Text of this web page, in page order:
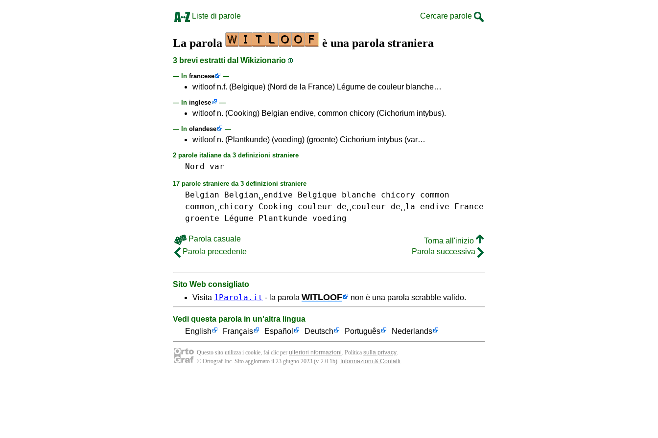
Liste di parole Cercare parole
La parola è una parola straniera
3 brevi estratti dal Wikizionario
— In francese —
witloof n.f. (Belgique) (Nord de la France) Légume de couleur blanche…
— In inglese —
witloof n. (Cooking) Belgian endive, common chicory (Cichorium intybus).
— In olandese —
witloof n. (Plantkunde) (voeding) (groente) Cichorium intybus (var…
2 parole italiane da 3 definizioni straniere
Nord var
17 parole straniere da 3 definizioni straniere
Belgian Belgian␣endive Belgique blanche chicory
common
common␣chicory
Cooking couleur de␣couleur de␣la endive
France
groente
Légume Plantkunde voeding
Parola casuale
Torna all'inizio
Parola precedente
Parola successiva
Sito Web consigliato
Visita 1Parola.it - la parola WITLOOF non è una parola scrabble valido.
Vedi questa parola in un'altra lingua
English
Français Español Deutsch Português Nederlands
Questo sito utilizza i cookie, fai clic per ulteriori nformazioni. Politica sulla privacy.
© Ortograf Inc. Sito aggiornato il 23 giugno 2023 (v-2.0.1b). Informazioni & Contatti.